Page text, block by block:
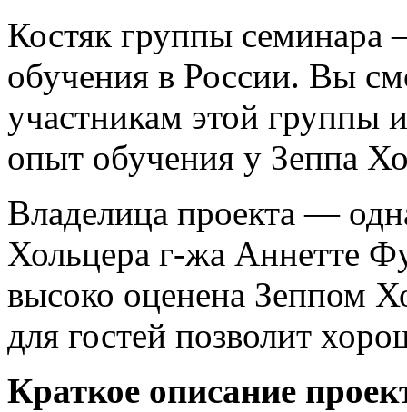
Костяк группы семинара
обучения в России. Вы
участникам этой группы
опыт обучения у Зеппа
Владелица проекта —
Хольцера г-жа Аннетте
высоко оценена Зеппом
для гостей позволит
Краткое описание